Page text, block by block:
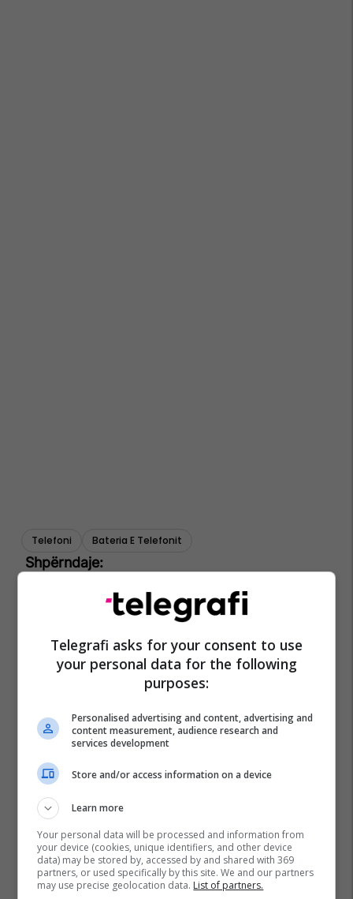
Telefoni Bateria E Telefonit
Telegrafi asks for your consent to use
your personal data for the following
purposes:
Personalised advertising and content, advertising and
content measurement, audience research and
services development
Store and/or access information on a device
Learn more
Your personal data will be processed and information from
your device (cookies, unique identifiers, and other device
data) may be stored by, accessed by and shared with 369
partners, or used specifically by this site. We and our partners
may use precise geolocation data. List of partners.